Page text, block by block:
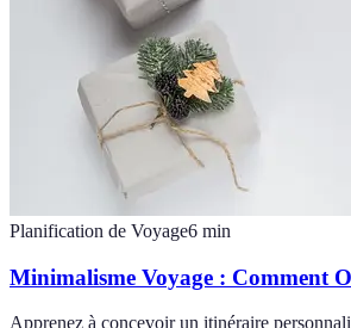
Planification de Voyage6 min
Minimalisme Voyage : Comment
Apprenez à concevoir un itinéraire